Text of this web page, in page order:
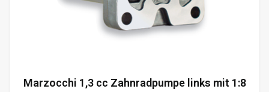
Marzocchi 1,3 cc Zahnradpumpe links mit 1:8